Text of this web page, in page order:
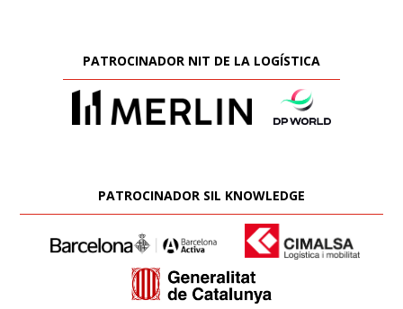
PATROCINADOR NIT DE LA LOGÍSTICA
PATROCINADOR SIL KNOWLEDGE